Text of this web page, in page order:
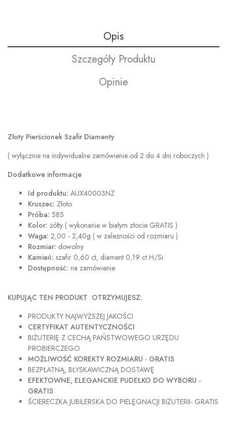
Opis
Szczegóły Produktu
Opinie
Złoty Pierścionek Szafir Diamenty
( wyłącznie na indywidualne zamówienie od 2 do 4 dni roboczych )
Dodatkowe informacje
Id produktu: AUX40003NZ
Kruszec: Złoto
Próba: 585
Kolor: żółty ( wykonanie w białym złocie GRATIS )
Waga: 2,00 - 2,40g ( w zależności od rozmiaru )
Rozmiar: dowolny
Kamień: szafir 0,60 ct, diament 0,19 ct H/Si
Dostępność: na zamówienie
KUPUJĄC TEN PRODUKT OTRZYMUJESZ:
PRODUKTY NAJWYŻSZEJ JAKOŚCI
CERTYFIKAT AUTENTYCZNOŚCI
BIŻUTERIĘ Z CECHĄ PAŃSTWOWEGO URZĘDU
PROBIERCZEGO
MOŻLIWOŚĆ KOREKTY ROZMIARU - GRATIS
BEZPŁATNĄ, BŁYSKAWICZNĄ DOSTAWĘ
EFEKTOWNE, ELEGANCKIE PUDEŁKO DO WYBORU -
GRATIS
ŚCIERECZKA JUBILERSKA DO PIELĘGNACJI BIŻUTERII- GRATIS